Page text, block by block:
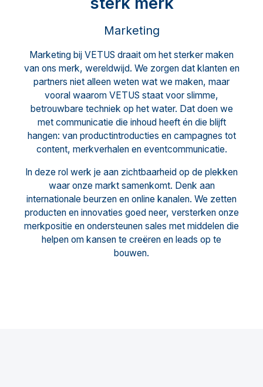
Marketing
Marketing bij VETUS draait om het sterker maken
van ons merk, wereldwijd. We zorgen dat klanten en
partners niet alleen weten wat we maken, maar
vooral waarom VETUS staat voor slimme,
betrouwbare techniek op het water. Dat doen we
met communicatie die inhoud heeft én die blijft
hangen: van productintroducties en campagnes tot
content, merkverhalen en eventcommunicatie.
In deze rol werk je aan zichtbaarheid op de plekken
waar onze markt samenkomt. Denk aan
internationale beurzen en online kanalen. We zetten
producten en innovaties goed neer, versterken onze
merkpositie en ondersteunen sales met middelen die
helpen om kansen te creëren en leads op te
bouwen.